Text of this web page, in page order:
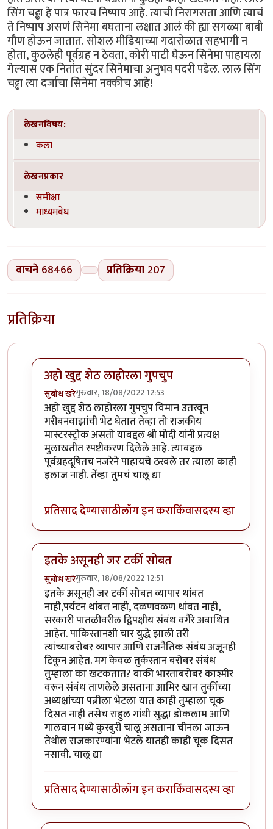
सिंग चढ्ढा हे पात्र फारच निष्पाप आहे. त्याची निरागसता आणि त्याचं
ते निष्पाप असणं सिनेमा बघताना लक्षात आलं की ह्या सगळ्या बाबी
गौण होऊन जातात. सोशल मीडियाच्या गदारोळात सहभागी न
होता, कुठलेही पूर्वग्रह न ठेवता, कोरी पाटी घेऊन सिनेमा पाहायला
गेल्यास एक नितांत सुंदर सिनेमाचा अनुभव पदरी पडेल. लाल सिंग
चढ्ढा त्या दर्जाचा सिनेमा नक्कीच आहे!
लेखनविषय:
कला
लेखनप्रकार
समीक्षा
माध्यमवेध
वाचने 68466 प्रतिक्रिया 207
प्रतिक्रिया
अहो खुद्द शेठ लाहोरला गुपचुप
सुबोध खरेगुरुवार, 18/08/2022 12:53
In reply toअहो खुद्द शेठ लाहोरला गुपचुपby
अहो खुद्द शेठ लाहोरला गुपचुप विमान उतरवून
गरीबनवाझांची भेट घेतात तेव्हा तो राजकीय
मास्टरस्ट्रोक असतो याबद्दल श्री मोदी यांनी प्रत्यक्ष
मुलाखतीत स्पष्टीकरण दिलेले आहे. त्याबद्दल
पूर्वग्रहदूषितच नजरेने पाहायचे ठरवले तर त्याला काही
इलाज नाही. तेंव्हा तुमचं चालू द्या
प्रतिसाद देण्यासाठीलॉग इन कराकिंवासदस्य व्हा
इतके असूनही जर टर्की सोबत
सुबोध खरेगुरुवार, 18/08/2022 12:51
In reply toएक प्रश्न पडला आहेbyजेम्स वांड
इतके असूनही जर टर्की सोबत व्यापार थांबत
नाही,पर्यटन थांबत नाही, दळणवळण थांबत नाही,
सरकारी पातळीवरील द्विपक्षीय संबंध वगैरे अबाधित
आहेत. पाकिस्तानशी चार युद्धे झाली तरी
त्यांच्याबरोबर व्यापार आणि राजनैतिक संबंध अजूनही
टिकून आहेत. मग केवळ तुर्कस्तान बरोबर संबंध
तुम्हाला का खटकतात? बाकी भारताबरोबर काश्मीर
वरून संबंध ताणलेले असताना आमिर खान तुर्कीच्या
अध्यक्षांच्या पत्नीला भेटला यात काही तुम्हाला चूक
दिसत नाही तसेच राहुल गांधी सुद्धा डोकलाम आणि
गालवान मध्ये कुरबुरी चालू असताना चीनला जाऊन
तेथील राजकारण्यांना भेटले यातही काही चूक दिसत
नसावी. चालू द्या
प्रतिसाद देण्यासाठीलॉग इन कराकिंवासदस्य व्हा